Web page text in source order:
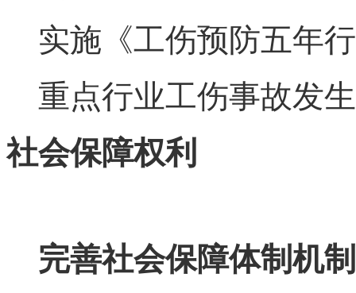
实施《工伤预防五年
重点行业工伤事故发
社会保障权利
完善社会保障体制机制